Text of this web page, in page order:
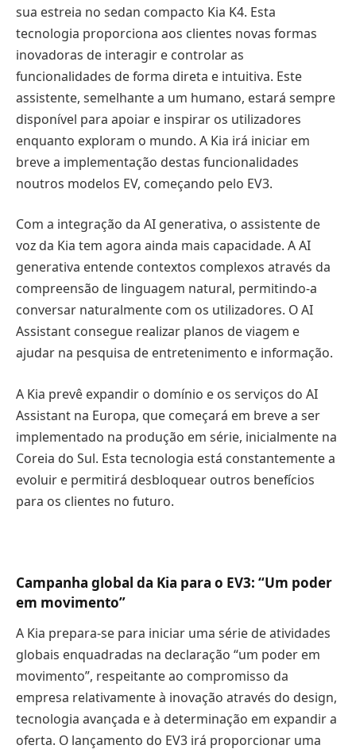
sua estreia no sedan compacto Kia K4. Esta
tecnologia proporciona aos clientes novas formas
inovadoras de interagir e controlar as
funcionalidades de forma direta e intuitiva. Este
assistente, semelhante a um humano, estará sempre
disponível para apoiar e inspirar os utilizadores
enquanto exploram o mundo. A Kia irá iniciar em
breve a implementação destas funcionalidades
noutros modelos EV, começando pelo EV3.
Com a integração da AI generativa, o assistente de
voz da Kia tem agora ainda mais capacidade. A AI
generativa entende contextos complexos através da
compreensão de linguagem natural, permitindo-a
conversar naturalmente com os utilizadores. O AI
Assistant consegue realizar planos de viagem e
ajudar na pesquisa de entretenimento e informação.
A Kia prevê expandir o domínio e os serviços do AI
Assistant na Europa, que começará em breve a ser
implementado na produção em série, inicialmente na
Coreia do Sul. Esta tecnologia está constantemente a
evoluir e permitirá desbloquear outros benefícios
para os clientes no futuro.
Campanha global da Kia para o EV3: “Um poder
em movimento”
A Kia prepara-se para iniciar uma série de atividades
globais enquadradas na declaração “um poder em
movimento”, respeitante ao compromisso da
empresa relativamente à inovação através do design,
tecnologia avançada e à determinação em expandir a
oferta. O lançamento do EV3 irá proporcionar uma